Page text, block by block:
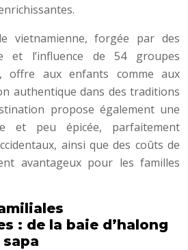
vietnamienne, forgée par des
et l’influence de 54 groupes
offre aux enfants comme aux
authentique dans des traditions
propose également une
et peu épicée, parfaitement
ainsi que des coûts de
avantageux pour les familles
: de la baie d’halong